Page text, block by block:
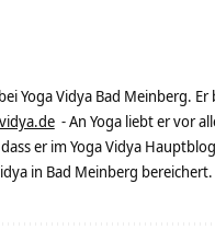
Yoga Vidya Bad Meinberg.
- An Yoga liebt er vor
er im Yoga Vidya
in Bad Meinberg bereichert.